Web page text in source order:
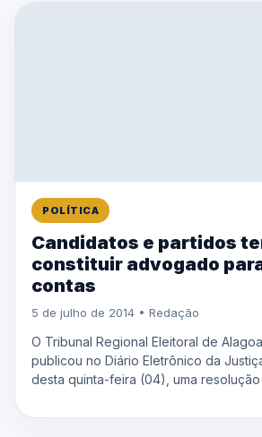
POLÍTICA
Candidatos e partidos
constituir advogado
contas
5 de julho de 2014 • Redação
O Tribunal Regional Eleitoral de
publicou no Diário Eletrônico da
desta quinta-feira (04), uma resolução